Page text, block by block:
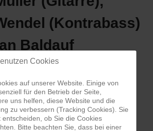
(Kontrabass)
Baldauf
Das Quartett
meisterhaft,
mit gekonnten
Cookies
auf unserer Website. Einige von
für den Betrieb der Seite,
uns helfen, diese Website und die
zu verbessern (Tracking Cookies). Sie
entscheiden, ob Sie die Cookies
Bitte beachten Sie, dass bei einer